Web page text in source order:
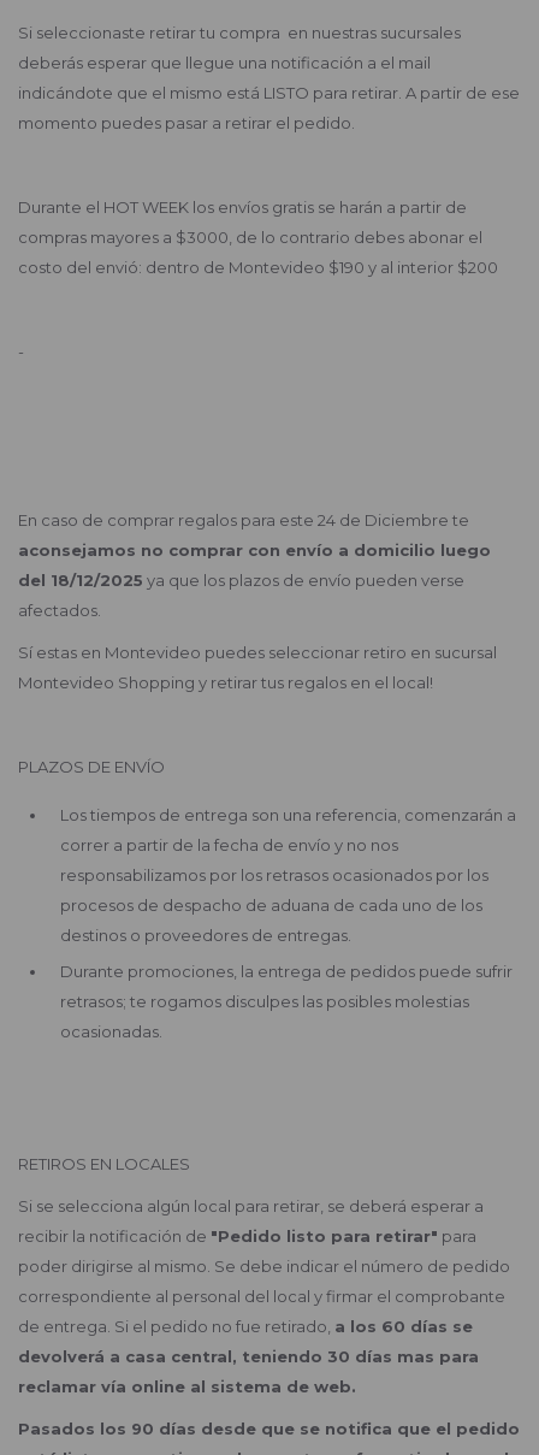
Si seleccionaste retirar tu compra en nuestras sucursales
deberás esperar que llegue una notificación a el mail
indicándote que el mismo está LISTO para retirar. A partir de ese
momento puedes pasar a retirar el pedido.
Durante el HOT WEEK los envíos gratis se harán a partir de
compras mayores a $3000, de lo contrario debes abonar el
costo del envió: dentro de Montevideo $190 y al interior $200
-
En caso de comprar regalos para este 24 de Diciembre te
aconsejamos no comprar con envío a domicilio luego
del 18/12/2025 ya que los plazos de envío pueden verse
afectados.
Sí estas en Montevideo puedes seleccionar retiro en sucursal
Montevideo Shopping y retirar tus regalos en el local!
PLAZOS DE ENVÍO
Los tiempos de entrega son una referencia, comenzarán a
correr a partir de la fecha de envío y no nos
responsabilizamos por los retrasos ocasionados por los
procesos de despacho de aduana de cada uno de los
destinos o proveedores de entregas.
Durante promociones, la entrega de pedidos puede sufrir
retrasos; te rogamos disculpes las posibles molestias
ocasionadas.
RETIROS EN LOCALES
Si se selecciona algún local para retirar, se deberá esperar a
recibir la notificación de "Pedido listo para retirar" para
poder dirigirse al mismo. Se debe indicar el número de pedido
correspondiente al personal del local y firmar el comprobante
de entrega. Si el pedido no fue retirado, a los 60 días se
devolverá a casa central, teniendo 30 días mas para
reclamar vía online al sistema de web.
Pasados los 90 días desde que se notifica que el pedido